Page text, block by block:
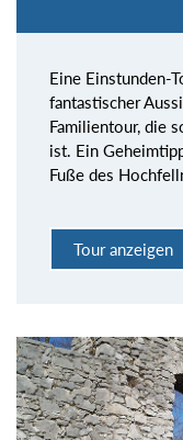
Eine Einstunden-
fantastischer
Familientour, die
ist. Ein
Fuße des
Tour anzeigen